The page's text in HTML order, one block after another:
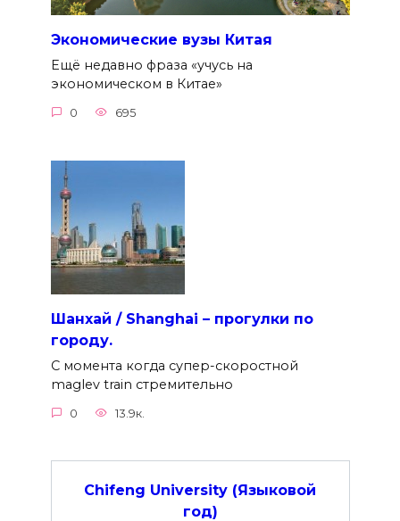
Экономические вузы Китая
Ещё недавно фраза «учусь на
экономическом в Китае»
0 695
Шанхай / Shanghai – прогулки по
городу.
С момента когда супер-скоростной
maglev train стремительно
0 13.9к.
Chifeng University (Языковой
год)